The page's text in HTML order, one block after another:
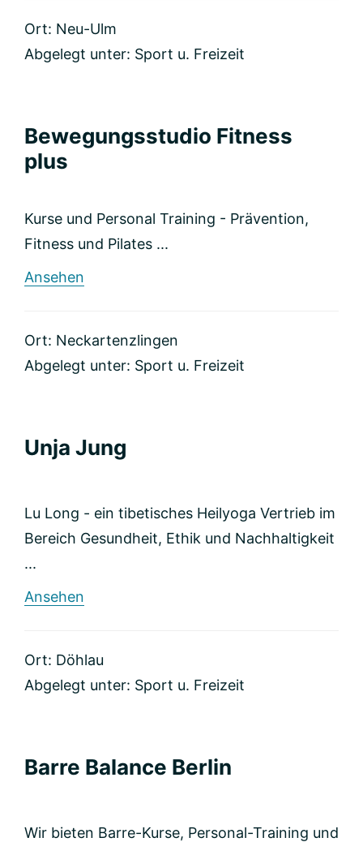
Ort: Neu-Ulm
Abgelegt unter: Sport u. Freizeit
Bewegungsstudio Fitness
plus
Kurse und Personal Training - Prävention,
Fitness und Pilates ...
Ansehen
Ort: Neckartenzlingen
Abgelegt unter: Sport u. Freizeit
Unja Jung
Lu Long - ein tibetisches Heilyoga Vertrieb im
Bereich Gesundheit, Ethik und Nachhaltigkeit
...
Ansehen
Ort: Döhlau
Abgelegt unter: Sport u. Freizeit
Barre Balance Berlin
Wir bieten Barre-Kurse, Personal-Training und